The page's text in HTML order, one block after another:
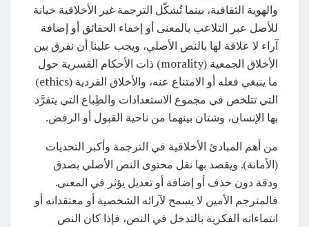
والهوية الثقافية، بينما تُشكّل الترجمة غير الأخلاقية خيانة
للأصل عبر التلاعب بالمعنى أو إخفاء الحقائق أو إضافة
آراء لا علاقة لها بالنص الأصلي، ويجب علينا أن نفرق بين
الأخلاق الجمعية (morality) ذات الأحكام القسرية حول
ما ينبغي فعله أو الامتناع عنه، والأخلاق الفردية (ethics)
التي تتلخص في مجموع الاستعدادات والطِباع التي يتفرَّد
بها الإنسان، وشتان بينهما من ناحية القبول أو الرفض.
من أهم المبادئ الأخلاقية في الترجمة وأكبر التحديات
(الأمانة). ويقصد بها نقل محتوى النص الأصلي بصدق
ودقة دون حذف أو إضافة أو تعديل يؤثر في المعنى.
فالمترجم الأمين لا يسمح لآرائه الشخصية أو معتقداته أو
انتماءاته الفكرية بالتدخل في النص، فإذا كان النص